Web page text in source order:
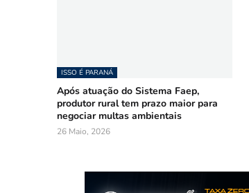
ISSO É PARANÁ
Após atuação do Sistema Faep,
produtor rural tem prazo maior para
negociar multas ambientais
26 Maio, 2026